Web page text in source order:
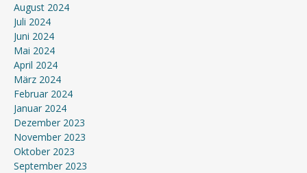
August 2024
Juli 2024
Juni 2024
Mai 2024
April 2024
März 2024
Februar 2024
Januar 2024
Dezember 2023
November 2023
Oktober 2023
September 2023